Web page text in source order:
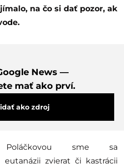
na čo si dať pozor, ak
News —
mať ako prví.
ako zdroj
sme sa
eutanázii zvierat či kastrácii